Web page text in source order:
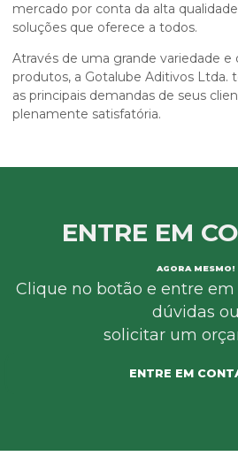
mercado por conta da alta
soluções que oferece a todos.
Através de uma grande variedade e
produtos, a Gotalube Aditivos Ltda.
as principais demandas de seus
plenamente satisfatória.
ENTRE EM
AGORA MESMO!
Clique no botão e entre
dúvidas ou
solicitar um
ENTRE EM